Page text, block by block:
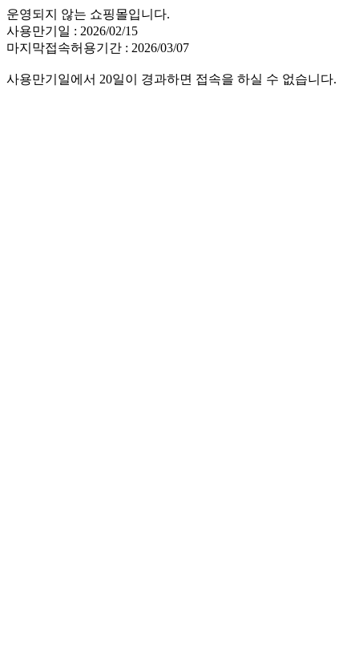
운영되지 않는 쇼핑몰입니다.
사용만기일 : 2026/02/15
마지막접속허용기간 : 2026/03/07
사용만기일에서 20일이 경과하면 접속을 하실 수 없습니다.